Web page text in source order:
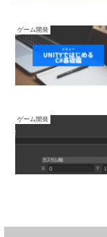
ゲーム開発
ゲーム開発